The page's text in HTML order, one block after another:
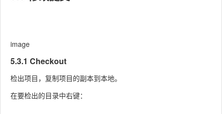
image
5.3.1 Checkout
检出项目，复制项目的副本到本地。
在要检出的目录中右键：